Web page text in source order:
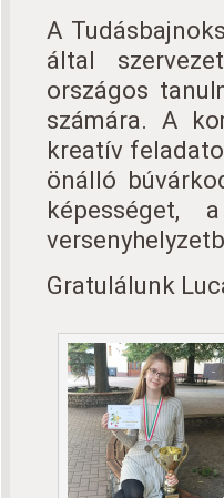
A
által
országos
számára. A
kreatív
önálló
képességet,
Gratulálunk